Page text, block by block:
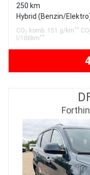
250 km
Hybrid (Benzin/
CO2 komb.:151 g/km ** CO
l/100km **